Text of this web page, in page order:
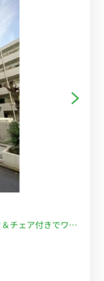
チェア付きでワー
換なし/コンビニ